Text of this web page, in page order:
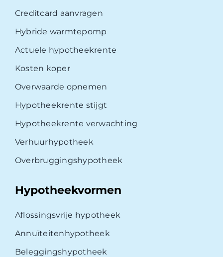
Creditcard aanvragen
Hybride warmtepomp
Actuele hypotheekrente
Kosten koper
Overwaarde opnemen
Hypotheekrente stijgt
Hypotheekrente verwachting
Verhuurhypotheek
Overbruggingshypotheek
Hypotheekvormen
Aflossingsvrije hypotheek
Annuïteitenhypotheek
Beleggingshypotheek